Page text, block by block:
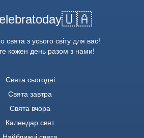
🇺🇦
з усього світу для вас!
кожен день разом з нами!
Свята сьогодні
Свята завтра
Свята вчора
Календар свят